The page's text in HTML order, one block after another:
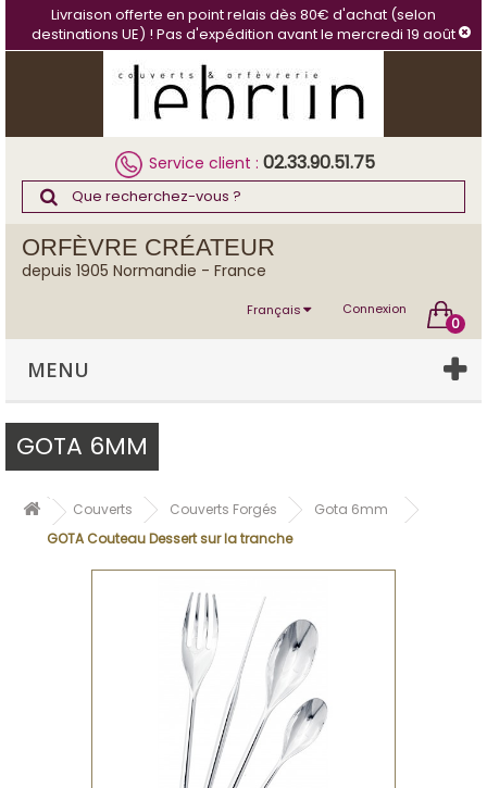
Livraison offerte en point relais dès 80€ d'achat (selon
destinations UE) ! Pas d'expédition avant le mercredi 19 août
Service client : 02.33.90.51.75
ORFÈVRE CRÉATEUR
depuis 1905 Normandie - France
0
Connexion
Français
MENU
GOTA 6MM
Couverts Couverts Forgés
Gota 6mm
GOTA Couteau Dessert sur la tranche
Panneau de gestion des cookies